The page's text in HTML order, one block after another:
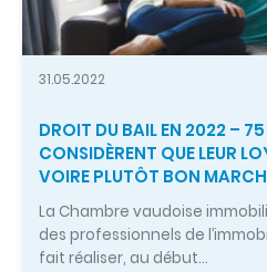
31.05.2022
DROIT DU BAIL EN 2022 –
CONSIDÈRENT QUE LEUR
VOIRE PLUTÔT BON
La Chambre vaudoise
des professionnels de
fait réaliser, au début…